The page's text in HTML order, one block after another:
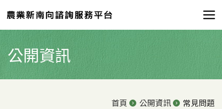
公開資訊
首頁 公開資訊 常見問題